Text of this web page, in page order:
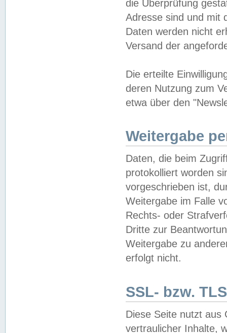
die Überprüfung
Adresse sind und mit
Daten werden nicht
Versand der
Die erteilte
deren Nutzung zum
etwa über den
Weitergabe
Daten, die beim
protokolliert worden
vorgeschrieben ist,
Weitergabe im Falle
Rechts- oder
Dritte zur
Weitergabe zu
erfolgt nicht.
SSL- bzw.
Diese Seite nutzt aus
vertraulicher Inhalte,